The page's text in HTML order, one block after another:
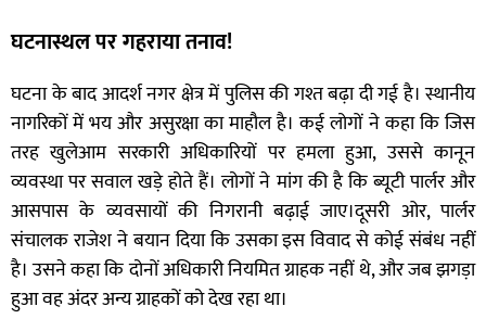
घटनास्थल पर गहराया तनाव!
घटना के बाद आदर्श नगर क्षेत्र में पुलिस की गश्त बढ़ा दी गई है। स्थानीय
नागरिकों में भय और असुरक्षा का माहौल है। कई लोगों ने कहा कि जिस
तरह खुलेआम सरकारी अधिकारियों पर हमला हुआ, उससे कानून
व्यवस्था पर सवाल खड़े होते हैं। लोगों ने मांग की है कि ब्यूटी पार्लर और
आसपास के व्यवसायों की निगरानी बढ़ाई जाए।दूसरी ओर, पार्लर
संचालक राजेश ने बयान दिया कि उसका इस विवाद से कोई संबंध नहीं
है। उसने कहा कि दोनों अधिकारी नियमित ग्राहक नहीं थे, और जब झगड़ा
हुआ वह अंदर अन्य ग्राहकों को देख रहा था।